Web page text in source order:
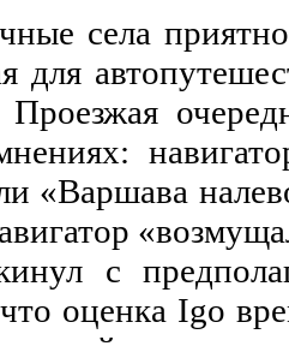
села приятно
для
Проезжая
:
«Варшава
«
с
оценка Igo